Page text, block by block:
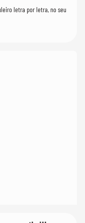
letra por letra, no seu